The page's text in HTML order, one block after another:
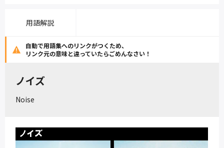
用語解説
自動で用語集へのリンクがつくため、
リンク元の意味と違っていたらごめんなさい！
ノイズ
Noise